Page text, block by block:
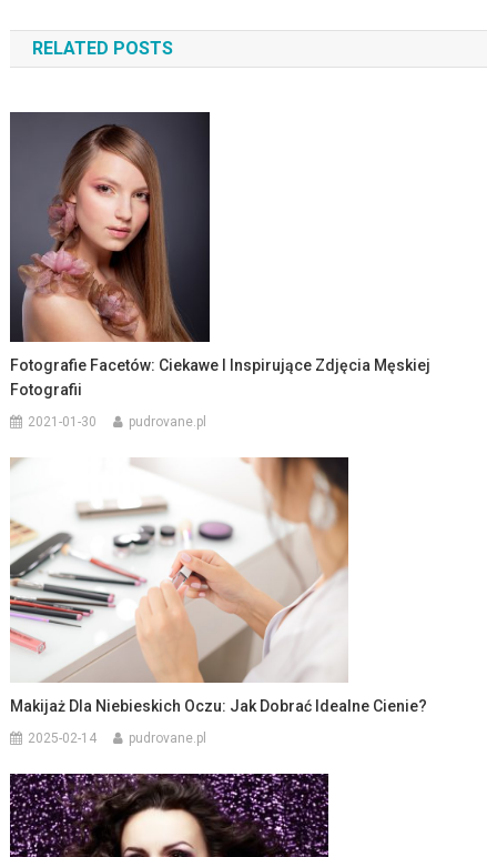
wpisu
RELATED POSTS
Fotografie Facetów: Ciekawe I Inspirujące Zdjęcia Męskiej
Fotografii
2021-01-30 pudrovane.pl
Makijaż Dla Niebieskich Oczu: Jak Dobrać Idealne Cienie?
2025-02-14 pudrovane.pl